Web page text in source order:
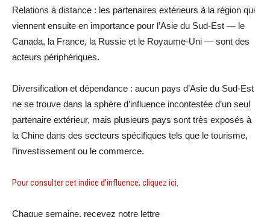
Relations à distance : les partenaires extérieurs à la région qui
viennent ensuite en importance pour l’Asie du Sud-Est — le
Canada, la France, la Russie et le Royaume-Uni — sont des
acteurs périphériques.
Diversification et dépendance : aucun pays d’Asie du Sud-Est
ne se trouve dans la sphère d’influence incontestée d’un seul
partenaire extérieur, mais plusieurs pays sont très exposés à
la Chine dans des secteurs spécifiques tels que le tourisme,
l’investissement ou le commerce.
Pour consulter cet indice d’influence, cliquez ici.
Chaque semaine, recevez notre lettre